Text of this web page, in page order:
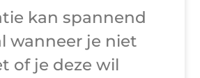
kan spannend
wanneer je niet
of je deze wil